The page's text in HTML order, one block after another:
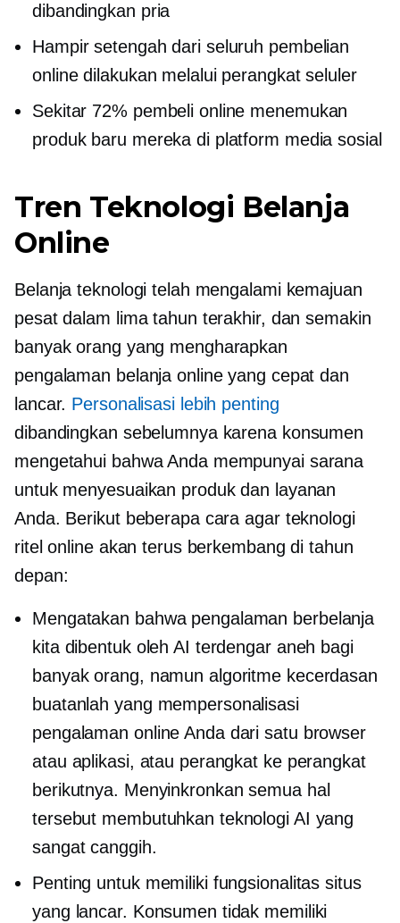
dibandingkan pria
Hampir setengah dari seluruh pembelian
online dilakukan melalui perangkat seluler
Sekitar 72% pembeli online menemukan
produk baru mereka di platform media sosial
Tren Teknologi Belanja
Online
Belanja teknologi telah mengalami kemajuan
pesat dalam lima tahun terakhir, dan semakin
banyak orang yang mengharapkan
pengalaman belanja online yang cepat dan
lancar. Personalisasi lebih penting
dibandingkan sebelumnya karena konsumen
mengetahui bahwa Anda mempunyai sarana
untuk menyesuaikan produk dan layanan
Anda. Berikut beberapa cara agar teknologi
ritel online akan terus berkembang di tahun
depan:
Mengatakan bahwa pengalaman berbelanja
kita dibentuk oleh AI terdengar aneh bagi
banyak orang, namun algoritme kecerdasan
buatanlah yang mempersonalisasi
pengalaman online Anda dari satu browser
atau aplikasi, atau perangkat ke perangkat
berikutnya. Menyinkronkan semua hal
tersebut membutuhkan teknologi AI yang
sangat canggih.
Penting untuk memiliki fungsionalitas situs
yang lancar. Konsumen tidak memiliki